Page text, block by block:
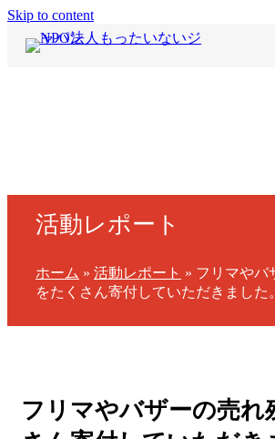
Skip to content
活動レポート
ホーム » 活動レポート » フリマやバ
をたくさん寄付していただきました。
フリマやバザーの売れ